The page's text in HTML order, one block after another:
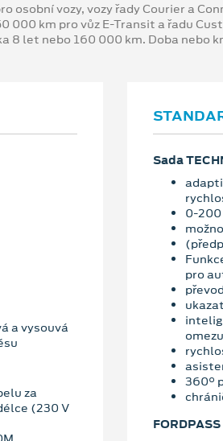
osobní vozy, vozy řady Courier a
km pro vůz E-Transit a řadu
let nebo 160 000 km. Doba nebo
a vysouvá
za
(230 V
Sada
0-
pro
360°